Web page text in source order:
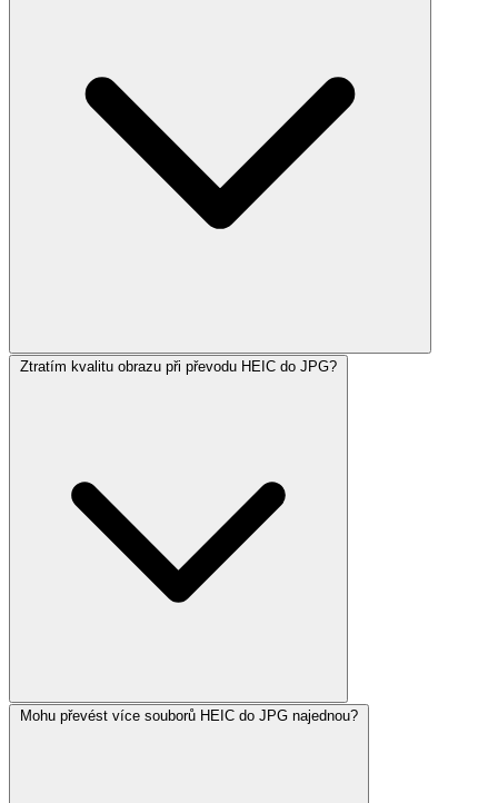
Ztratím kvalitu obrazu při převodu HEIC do JPG?
Mohu převést více souborů HEIC do JPG najednou?